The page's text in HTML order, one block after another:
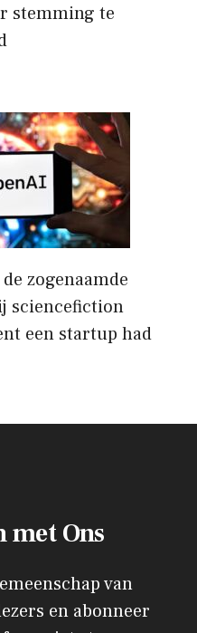
stemming te
zogenaamde
sciencefiction
een startup had
met Ons
van
en abonneer